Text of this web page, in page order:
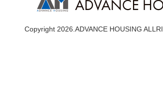
Copyright 2026.ADVANCE HOUSING